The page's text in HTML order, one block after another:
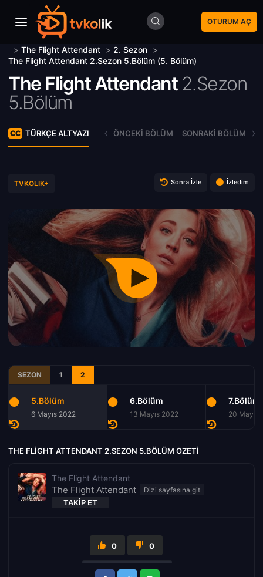
OTURUM AÇ
> The Flight Attendant > 2. Sezon >
The Flight Attendant 2.Sezon 5.Bölüm (5. Bölüm)
The Flight Attendant 2.Sezon
5.Bölüm
TÜRKÇE ALTYAZI ÖNCEKI BÖLÜM SONRAKI BÖLÜM
TVKOLIK+ Sonra İzle İzledim
SEZON 1 2
5.Bölüm
6 Mayıs 2022
6.Bölüm
13 Mayıs 2022
7.Bölüm
20 Mayıs
THE FLIGHT ATTENDANT 2.SEZON 5.BÖLÜM ÖZETI
The Flight Attendant
The Flight Attendant
TAKIP ET
0 0